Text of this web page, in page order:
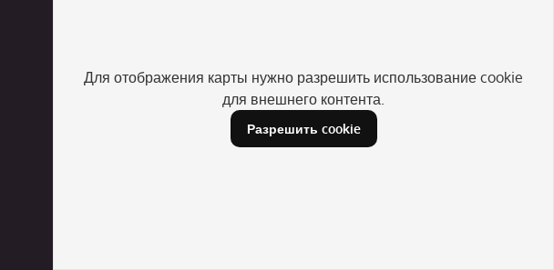
Для отображения карты нужно разрешить использование cookie
для внешнего контента.
Разрешить cookie